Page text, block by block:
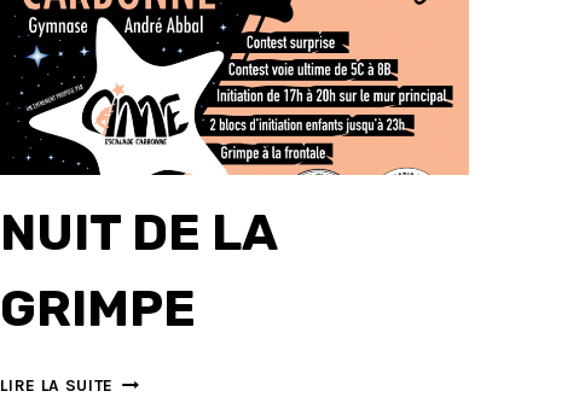
NUIT DE LA
GRIMPE
LIRE LA SUITE NUIT